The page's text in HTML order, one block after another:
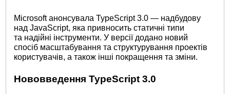
Microsoft анонсувала TypeScript 3.0 — надбудову
над JavaScript, яка привносить статичні типи
та надійні інструменти. У версії додано новий
спосіб масштабування та структурування проектів
користувачів, а також інші покращення та зміни.
Нововведення TypeScript 3.0